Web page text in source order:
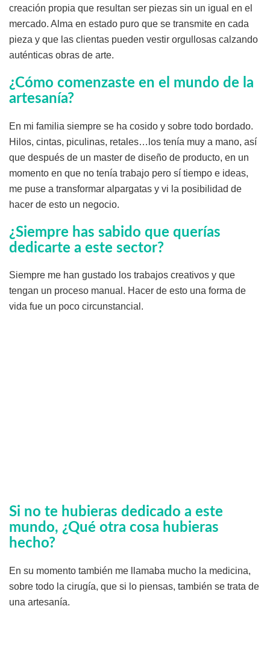
creación propia que resultan ser piezas sin un igual en el
mercado. Alma en estado puro que se transmite en cada
pieza y que las clientas pueden vestir orgullosas calzando
auténticas obras de arte.
¿Cómo comenzaste en el mundo de la
artesanía?
En mi familia siempre se ha cosido y sobre todo bordado.
Hilos, cintas, piculinas, retales…los tenía muy a mano, así
que después de un master de diseño de producto, en un
momento en que no tenía trabajo pero sí tiempo e ideas,
me puse a transformar alpargatas y vi la posibilidad de
hacer de esto un negocio.
¿Siempre has sabido que querías
dedicarte a este sector?
Siempre me han gustado los trabajos creativos y que
tengan un proceso manual. Hacer de esto una forma de
vida fue un poco circunstancial.
Si no te hubieras dedicado a este
mundo, ¿Qué otra cosa hubieras
hecho?
En su momento también me llamaba mucho la medicina,
sobre todo la cirugía, que si lo piensas, también se trata de
una artesanía.